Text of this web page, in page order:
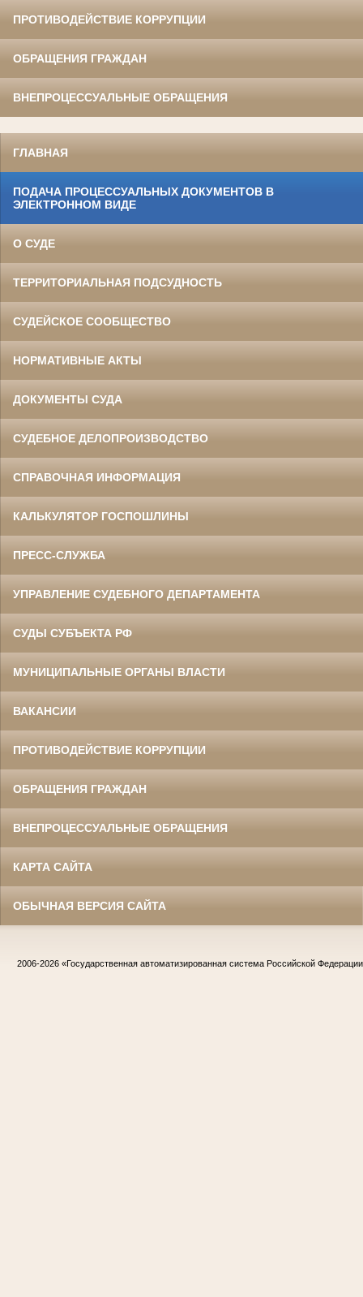
ПРОТИВОДЕЙСТВИЕ КОРРУПЦИИ
ОБРАЩЕНИЯ ГРАЖДАН
ВНЕПРОЦЕССУАЛЬНЫЕ ОБРАЩЕНИЯ
ГЛАВНАЯ
ПОДАЧА ПРОЦЕССУАЛЬНЫХ ДОКУМЕНТОВ В
ЭЛЕКТРОННОМ ВИДЕ
О СУДЕ
ТЕРРИТОРИАЛЬНАЯ ПОДСУДНОСТЬ
СУДЕЙСКОЕ СООБЩЕСТВО
НОРМАТИВНЫЕ АКТЫ
ДОКУМЕНТЫ СУДА
СУДЕБНОЕ ДЕЛОПРОИЗВОДСТВО
СПРАВОЧНАЯ ИНФОРМАЦИЯ
КАЛЬКУЛЯТОР ГОСПОШЛИНЫ
ПРЕСС-СЛУЖБА
УПРАВЛЕНИЕ СУДЕБНОГО ДЕПАРТАМЕНТА
СУДЫ СУБЪЕКТА РФ
МУНИЦИПАЛЬНЫЕ ОРГАНЫ ВЛАСТИ
ВАКАНСИИ
ПРОТИВОДЕЙСТВИЕ КОРРУПЦИИ
ОБРАЩЕНИЯ ГРАЖДАН
ВНЕПРОЦЕССУАЛЬНЫЕ ОБРАЩЕНИЯ
КАРТА САЙТА
ОБЫЧНАЯ ВЕРСИЯ САЙТА
2006-2026 «Государственная автоматизированная система Российской